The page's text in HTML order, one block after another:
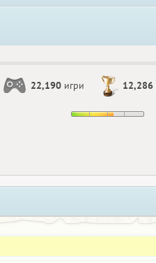
22,190 игри 12,286